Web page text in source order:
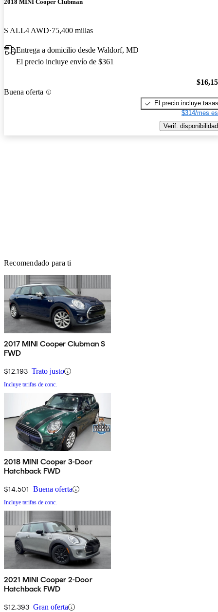
2018 MINI Cooper Clubman
S ALL4 AWD 75,400 millas
Entrega a domicilio desde Waldorf, MD
El precio incluye envío de $361
Buena oferta
El precio incluye tasas
$314/mes
Verif. disponibilidad
Recomendado para ti
2017 MINI Cooper Clubman S
FWD
$12,193 Trato justo
Incluye tarifas de conc.
2018 MINI Cooper 3-Door
Hatchback FWD
$14,501 Buena oferta
Incluye tarifas de conc.
2021 MINI Cooper 2-Door
Hatchback FWD
$12,393 Gran oferta